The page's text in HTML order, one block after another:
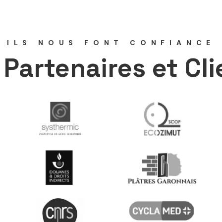
ILS NOUS FONT CONFIANCE
Partenaires et